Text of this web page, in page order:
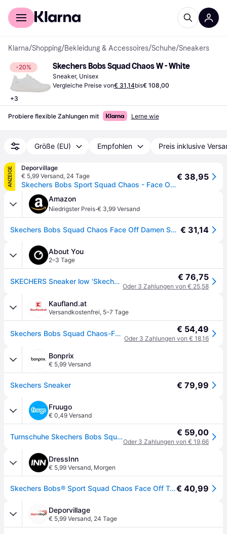
Für Shopper
Klarna/Shopping/Bekleidung & Accessoires/Schuhe/Sneakers
-20%
+3
Skechers Bobs Squad Chaos W - White
Sneaker, Unisex
Vergleiche Preise von€ 31,14bis€ 108,00
Probiere flexible Zahlungen mit Lerne wie
Größe (EU) Empfohlen Preis inklusive
ANZEIGE
Deporvillage
€ 5,99 Versand, 24 Tage
Skechers Bobs Sport Squad Chaos - Face Off Damen Laufschuhe hellrosa - 40 - Pink
€ 38,95
Amazon
Niedrigster Preis·€ 3,99 Versand
Skechers Bobs Squad Chaos Face Off Damen Sportschuhe, Weiß, 36 EU € 31,14
About You
2–3 Tage
SKECHERS Sneaker low 'Skechers Bobs Squad Chaos - Face Off' altrosa € 76,75
Oder 3 Zahlungen von € 25,58
Kaufland.at
Versandkostenfrei, 5–7 Tage
Skechers Bobs Squad Chaos-Face Off 117209 OFWT (37/OFWT) € 54,49
Oder 3 Zahlungen von € 18,16
Bonprix
€ 5,99 Versand
Skechers Sneaker € 79,99
Fruugo
€ 0,49 Versand
Turnschuhe Skechers Bobs Squad Chaos - Face Off weiß EU 39 € 59,00
Oder 3 Zahlungen von € 19,66
DressInn
€ 5,99 Versand, Morgen
Skechers Bobs® Sport Squad Chaos Face Off Trainers Weiß EU 36 Frau€ 40,99
Deporvillage
€ 5,99 Versand, 24 Tage